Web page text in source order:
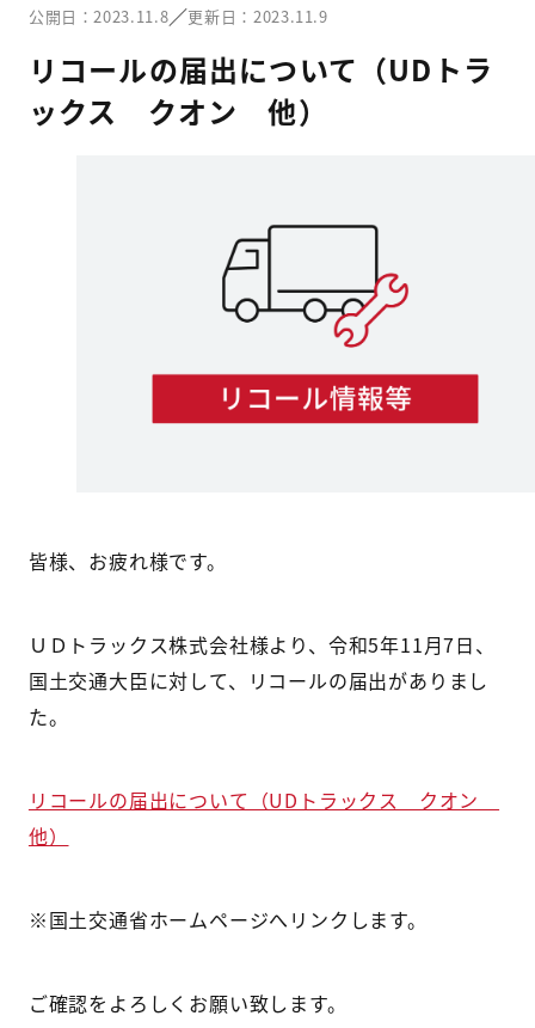
公開日：2023.11.8／更新日：2023.11.9
リコールの届出について（UDトラ
ックス クオン 他）
皆様、お疲れ様です。
ＵＤトラックス株式会社様より、令和5年11月7日、
国土交通大臣に対して、リコールの届出がありまし
た。
リコールの届出について（UDトラックス クオン
他）
※国土交通省ホームページへリンクします。
ご確認をよろしくお願い致します。